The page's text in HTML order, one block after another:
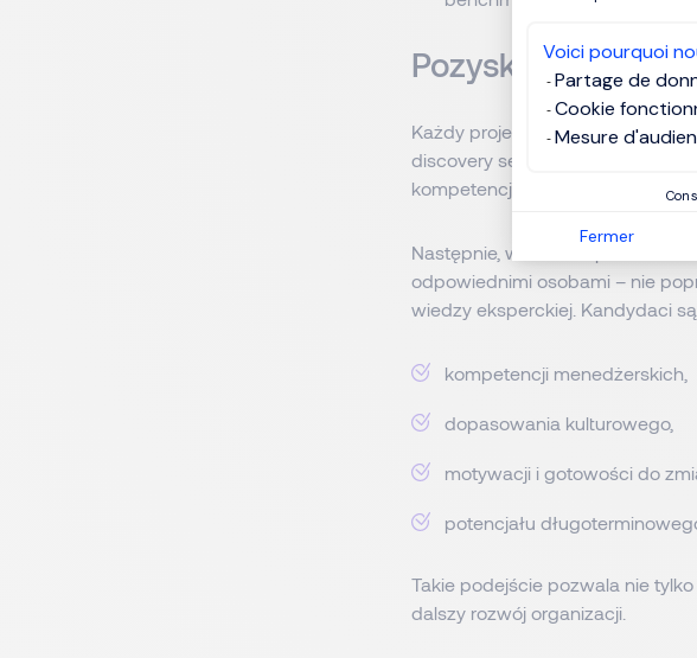
Voici pourquoi
Partage de
Cookie
Mesure
Fermer
Pozyskiwanie
Każdy projekt executive search
discovery session
, gdzie wraz z
kompetencje i styl zarządzania
Następnie, w ramach procesu
odpowiednimi osobami – nie
wiedzy eksperckiej. Kandydaci
kompetencji menedżerskich,
dopasowania kulturowego,
motywacji i gotowości do
potencjału
Takie podejście pozwala nie
dalszy rozwój organizacji.